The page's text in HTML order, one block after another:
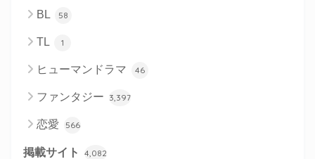
BL 58
TL 1
ヒューマンドラマ 46
ファンタジー 3,397
恋愛 566
掲載サイト 4,082